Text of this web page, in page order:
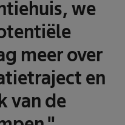
we
meer over
en
van de